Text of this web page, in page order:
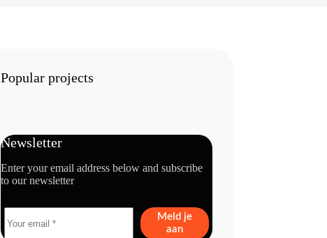
Popular projects
Newsletter
Enter your email address below and subscribe
to our newsletter
Meld je
aan